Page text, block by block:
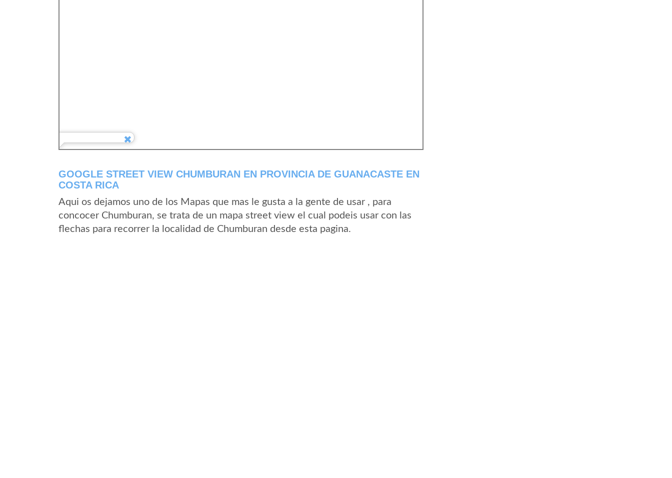
GOOGLE STREET VIEW CHUMBURAN EN PROVINCIA DE GUANACASTE EN
COSTA RICA
Aqui os dejamos uno de los Mapas que mas le gusta a la gente de usar , para
concocer Chumburan, se trata de un mapa street view el cual podeis usar con las
flechas para recorrer la localidad de Chumburan desde esta pagina.